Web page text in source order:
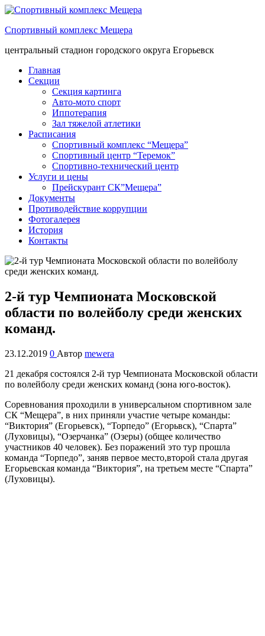
Спортивный комплекс Мещера
центральный стадион городского округа Егорьевск
Главная
Секции
Секция картинга
Авто-мото спорт
Иппотерапия
Зал тяжелой атлетики
Расписания
Спортивный комплекс “Мещера”
Спортивный центр “Теремок”
Спортивно-технический центр
Услуги и цены
Прейскурант СК”Мещера”
Документы
Противодействие коррупции
Фотогалерея
История
Контакты
2-й тур Чемпионата Московской
области по волейболу среди женских
команд.
23.12.2019 0 Автор mewera
21 декабря состоялся 2-й тур Чемпионата Московской области
по волейболу среди женских команд (зона юго-восток).
Соревнования проходили в универсальном спортивном зале
СК “Мещера”, в них приняли участие четыре команды:
“Виктория” (Егорьевск), “Торпедо” (Егорьвск), “Спарта”
(Луховицы), “Озерчанка” (Озеры) (общее количество
участников 40 человек). Без поражений это тур прошла
команда “Торпедо”, заняв первое место,второй стала другая
Егорьевская команда “Виктория”, на третьем месте “Спарта”
(Луховицы).